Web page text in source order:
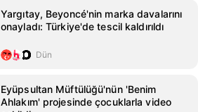
Yargıtay, Beyoncé'nin marka davalarını
onayladı: Türkiye'de tescil kaldırıldı
Dün
Eyüpsultan Müftülüğü'nün 'Benim
Ahlakım' projesinde çocuklarla video